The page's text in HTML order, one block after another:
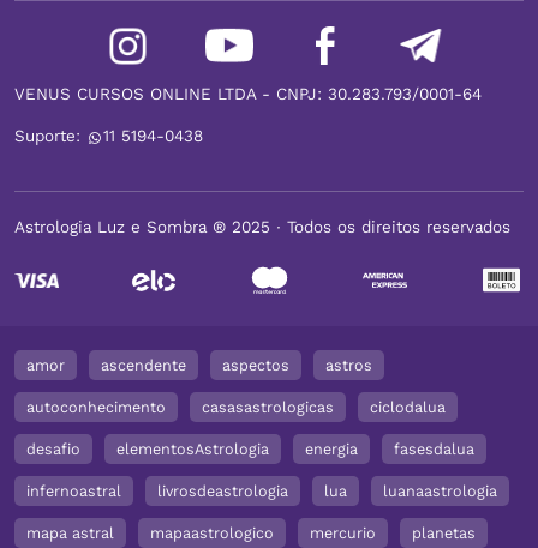
VENUS CURSOS ONLINE LTDA - CNPJ: 30.283.793/0001-64
Suporte: 11 5194-0438
Astrologia Luz e Sombra ® 2025 ∙ Todos os direitos reservados
amor ascendente aspectos astros
autoconhecimento casasastrologicas ciclodalua
desafio elementosAstrologia energia fasesdalua
infernoastral livrosdeastrologia lua luanaastrologia
mapa astral mapaastrologico mercurio planetas